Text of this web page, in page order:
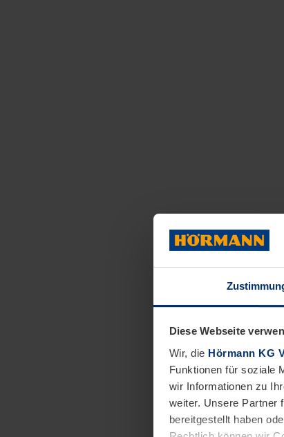
Diese Webseite
Wir, die Hörmann KG
Funktionen für soziale
wir Informationen zu
weiter. Unsere Partner
bereitgestellt haben